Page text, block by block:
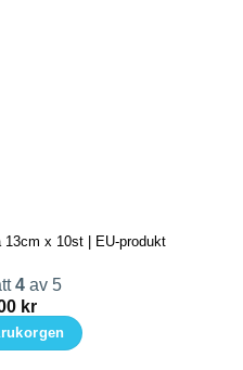
x 10st | EU-produkt
4av 5
kr